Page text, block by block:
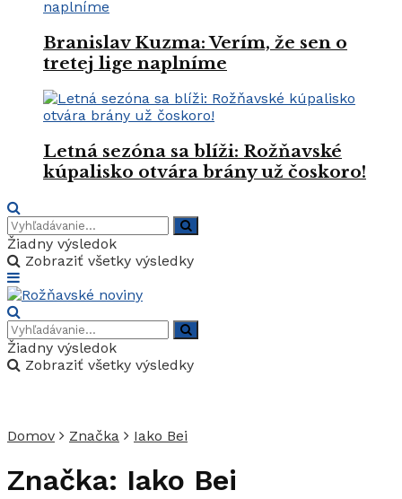
Branislav Kuzma: Verím, že sen o
tretej lige naplníme
Letná sezóna sa blíži: Rožňavské
kúpalisko otvára brány už čoskoro!
Žiadny výsledok
Zobraziť všetky výsledky
Žiadny výsledok
Zobraziť všetky výsledky
Domov Značka Iako Bei
Značka: Iako Bei